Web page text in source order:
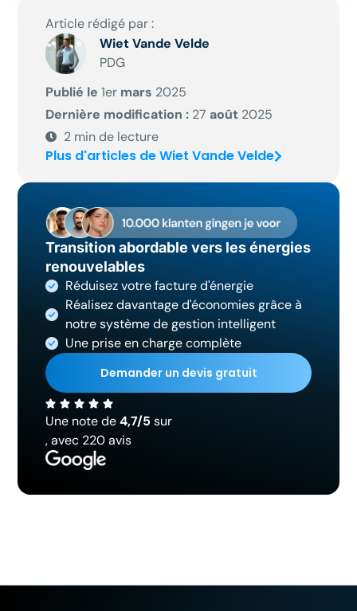
Article rédigé par :
Wiet Vande Velde
PDG
Publié le1er mars 2025
Dernière modification : 27 août 2025
2 min de lecture
Plus d'articles de Wiet Vande Velde
Transition abordable vers les énergies
renouvelables
Réduisez votre facture d'énergie
Réalisez davantage d'économies grâce à
notre système de gestion intelligent
Une prise en charge complète
Demander un devis gratuit
Une note de4,7/5 sur
, avec 220 avis